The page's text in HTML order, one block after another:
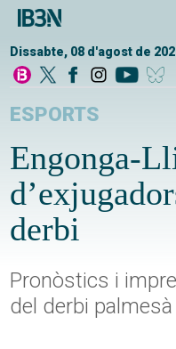
Dissabte, 08 d'agost de
ESPORTS
Engonga-
derbi
Pronòstics i
del derbi palmesà